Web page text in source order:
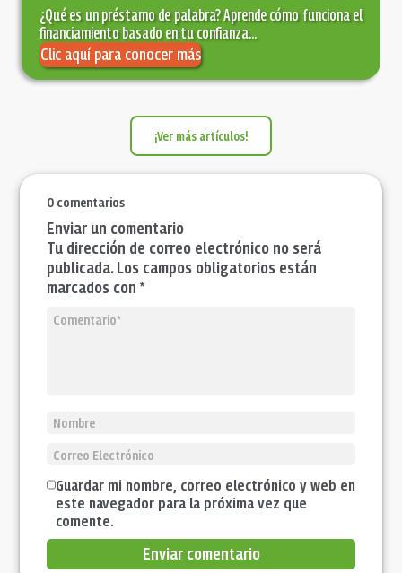
¿Qué es un préstamo de palabra? Aprende cómo funciona el
financiamiento basado en tu confianza...
Clic aquí para conocer más
¡Ver más artículos!
0 comentarios
Enviar un comentario
Tu dirección de correo electrónico no será
publicada. Los campos obligatorios están
marcados con *
Guardar mi nombre, correo electrónico y web en
este navegador para la próxima vez que
comente.
Enviar comentario